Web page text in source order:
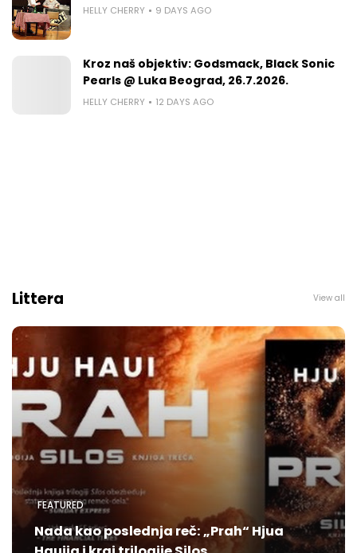
HELLY CHERRY 9 DAYS AGO
Kroz naš objektiv: Godsmack, Black Sonic
Pearls @ Luka Beograd, 26.7.2026.
HELLY CHERRY 12 DAYS AGO
Littera View all
FEATURED
Nada kao poslednja reč: „Prah“ Hjua